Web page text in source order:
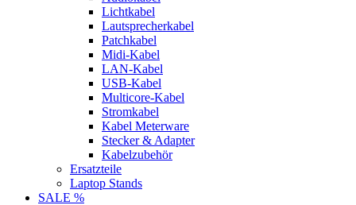
Lichtkabel
Lautsprecherkabel
Patchkabel
Midi-Kabel
LAN-Kabel
USB-Kabel
Multicore-Kabel
Stromkabel
Kabel Meterware
Stecker & Adapter
Kabelzubehör
Ersatzteile
Laptop Stands
SALE %